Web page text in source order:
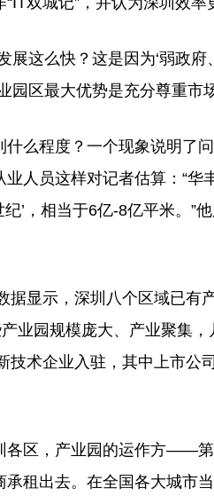
这么快？这是因为‘弱政府
园区最大优势是充分尊重市场
程度？一个现象说明了问
人员这样对记者估算：“
’，相当于6亿-8亿平米。
显示，深圳八个区域已有
业园规模庞大、产业聚集
技术企业入驻，其中上市公
区，产业园的运作方——第
租出去。在全国各大城市